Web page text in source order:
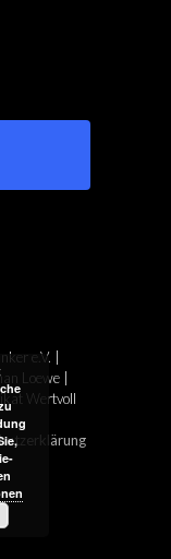
e.V. |
Loewe |
Wertvoll